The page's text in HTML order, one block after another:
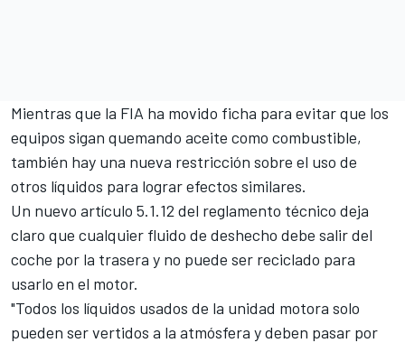
Mientras que la FIA ha movido ficha para evitar que los
equipos sigan quemando aceite como combustible,
también hay una nueva restricción sobre el uso de
otros líquidos para lograr efectos similares.
Un nuevo artículo 5.1.12 del reglamento técnico deja
claro que cualquier fluido de deshecho debe salir del
coche por la trasera y no puede ser reciclado para
usarlo en el motor.
"Todos los líquidos usados de la unidad motora solo
pueden ser vertidos a la atmósfera y deben pasar por